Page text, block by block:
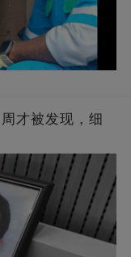
才被发现，细